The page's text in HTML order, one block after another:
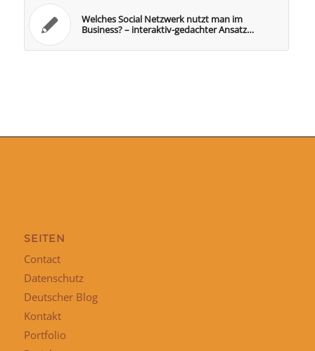
Welches Social Netzwerk nutzt man im
Business? – interaktiv-gedachter Ansatz…
SEITEN
Contact
Datenschutz
Deutscher Blog
Kontakt
Portfolio